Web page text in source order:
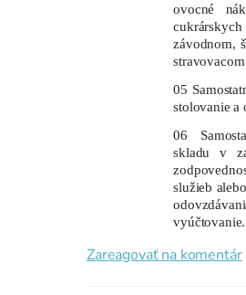
ovocné
závodnom,
05
stolovanie a
06
skladu v
služieb
vyúčtovanie.
Zareagovať na komentár